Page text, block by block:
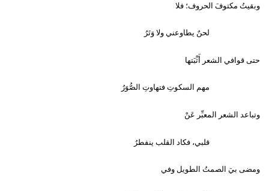
وبقيتُ مكتوفَ الحروف؛ فلا
لحنٌ يطاوعني ولا وَتَرُ
حتى قوافي الشعر أَثْبَتها
مهم السكوتِ فتهاوتِ الصُّوَرُ
وتباعد الشعر المعبِّر عَنْ
قلبي، فكاد القلب ينفطرُ
ومضى بيَ الصمتُ الطويل وفي